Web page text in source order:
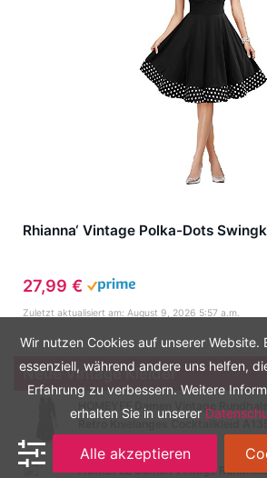
Rhianna‘ Vintage Polka-Dots
27,99 €
Zuletzt aktualisiert am: August 9, 2026 5:57 a.m.
Neue Vintage Kleider
HOMEYEE Damen Vintage
Retro Knielanges Cocktailkleid
HOMEYEE Damen Vintage
Wir nutzen Cookies auf unserer Website.
essenziell, während andere uns helfen,
Erfahrung zu verbessern. Weitere
erhalten Sie in unserer
Alle akzeptieren